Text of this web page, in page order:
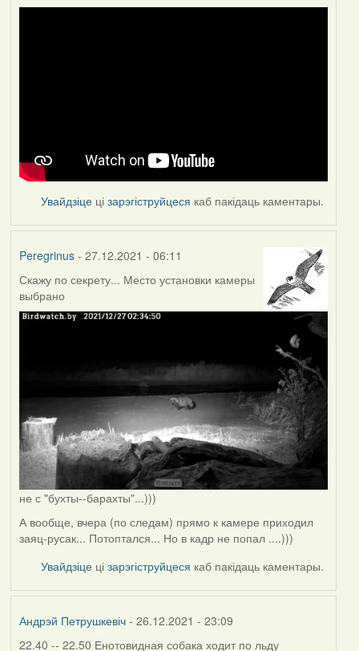
Увайдзіце цізарэгіструйцеся каб пакідаць каментары.
Peregrinus- 27.12.2021 - 06:11
Скажу по секрету... Место установки камеры
выбрано
не с "бухты--барахты"...)))
А вообще, вчера (по следам) прямо к камере приходил
заяц-русак... Потоптался... Но в кадр не попал ....)))
Увайдзіце цізарэгіструйцеся каб пакідаць каментары.
Андрэй Петрушкевіч- 26.12.2021 - 23:09
22.40 -- 22.50 Енотовидная собака ходит по льду